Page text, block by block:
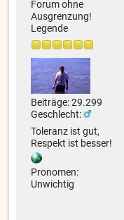
Forum ohne
Ausgrenzung!
Legende
Beiträge: 29.299
Geschlecht:
Toleranz ist gut,
Respekt ist besser!
Pronomen:
Unwichtig